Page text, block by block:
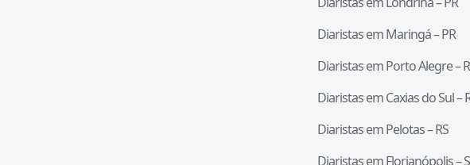
Diaristas emMaringá–PR
Diaristas emPorto Alegre–
Diaristas emCaxias do Sul–
Diaristas emPelotas–RS
Diaristas emFlorianópolis–